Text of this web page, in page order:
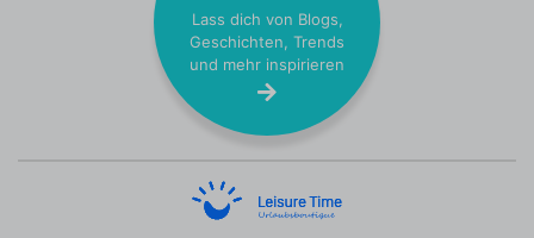
Lass dich von Blogs,
Geschichten, Trends
und mehr inspirieren